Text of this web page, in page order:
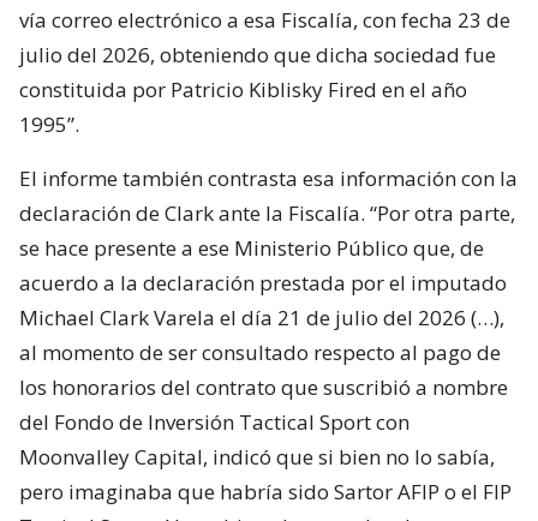
vía correo electrónico a esa Fiscalía, con fecha 23 de
julio del 2026, obteniendo que dicha sociedad fue
constituida por Patricio Kiblisky Fired en el año
1995”.
El informe también contrasta esa información con la
declaración de Clark ante la Fiscalía. “Por otra parte,
se hace presente a ese Ministerio Público que, de
acuerdo a la declaración prestada por el imputado
Michael Clark Varela el día 21 de julio del 2026 (…),
al momento de ser consultado respecto al pago de
los honorarios del contrato que suscribió a nombre
del Fondo de Inversión Tactical Sport con
Moonvalley Capital, indicó que si bien no lo sabía,
pero imaginaba que habría sido Sartor AFIP o el FIP